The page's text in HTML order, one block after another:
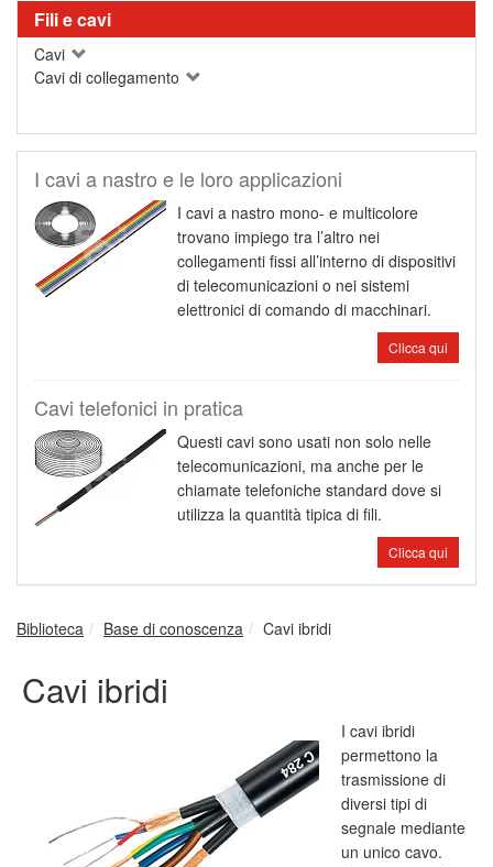
Fili e cavi
Cavi
Cavi di collegamento
I cavi a nastro e le loro applicazioni
I cavi a nastro mono- e multicolore
trovano impiego tra l’altro nei
collegamenti fissi all’interno di dispositivi
di telecomunicazioni o nei sistemi
elettronici di comando di macchinari.
Clicca qui
Cavi telefonici in pratica
Questi cavi sono usati non solo nelle
telecomunicazioni, ma anche per le
chiamate telefoniche standard dove si
utilizza la quantità tipica di fili.
Clicca qui
Biblioteca Base di conoscenza Cavi ibridi
Cavi ibridi
I cavi ibridi
permettono la
trasmissione di
diversi tipi di
segnale mediante
un unico cavo.